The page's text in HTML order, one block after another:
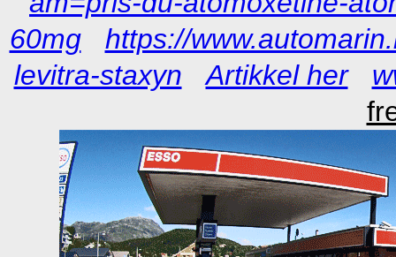
60mg
https://
levitra-staxyn
Artikkel her